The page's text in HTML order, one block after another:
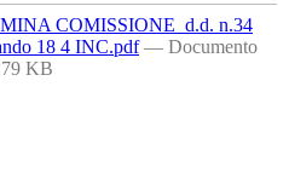
COMISSIONE_d.d. n.34
18 4 INC.pdf — Documento
KB